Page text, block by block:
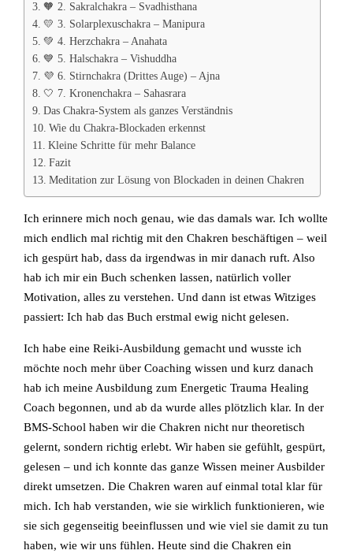
🧡 2. Sakralchakra – Svadhisthana
💛 3. Solarplexuschakra – Manipura
💚 4. Herzchakra – Anahata
💙 5. Halschakra – Vishuddha
💜 6. Stirnchakra (Drittes Auge) – Ajna
🤍 7. Kronenchakra – Sahasrara
Das Chakra-System als ganzes Verständnis
Wie du Chakra-Blockaden erkennst
Kleine Schritte für mehr Balance
Fazit
Meditation zur Lösung von Blockaden in deinen Chakren
Ich erinnere mich noch genau, wie das damals war. Ich wollte
mich endlich mal richtig mit den Chakren beschäftigen – weil
ich gespürt hab, dass da irgendwas in mir danach ruft. Also
hab ich mir ein Buch schenken lassen, natürlich voller
Motivation, alles zu verstehen. Und dann ist etwas Witziges
passiert: Ich hab das Buch erstmal ewig nicht gelesen.
Ich habe eine Reiki-Ausbildung gemacht und wusste ich
möchte noch mehr über Coaching wissen und kurz danach
hab ich meine Ausbildung zum Energetic Trauma Healing
Coach begonnen, und ab da wurde alles plötzlich klar. In der
BMS-School haben wir die Chakren nicht nur theoretisch
gelernt, sondern richtig erlebt. Wir haben sie gefühlt, gespürt,
gelesen – und ich konnte das ganze Wissen meiner Ausbilder
direkt umsetzen. Die Chakren waren auf einmal total klar für
mich. Ich hab verstanden, wie sie wirklich funktionieren, wie
sie sich gegenseitig beeinflussen und wie viel sie damit zu tun
haben, wie wir uns fühlen. Heute sind die Chakren ein